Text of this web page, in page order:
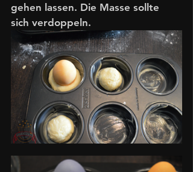
gehen lassen. Die Masse sollte
sich verdoppeln.